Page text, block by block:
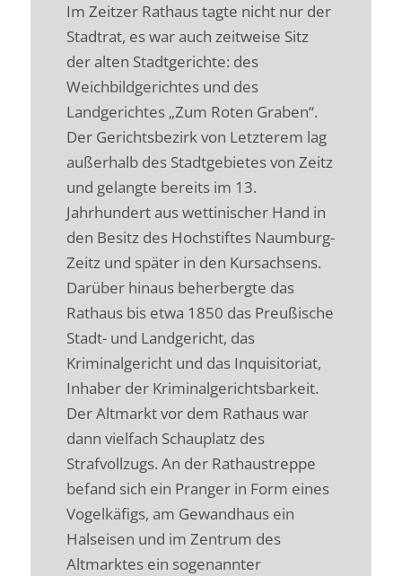
Im Zeitzer Rathaus tagte nicht nur der
Stadtrat, es war auch zeitweise Sitz
der alten Stadtgerichte: des
Weichbildgerichtes und des
Landgerichtes „Zum Roten Graben“.
Der Gerichtsbezirk von Letzterem lag
außerhalb des Stadtgebietes von Zeitz
und gelangte bereits im 13.
Jahrhundert aus wettinischer Hand in
den Besitz des Hochstiftes Naumburg-
Zeitz und später in den Kursachsens.
Darüber hinaus beherbergte das
Rathaus bis etwa 1850 das Preußische
Stadt- und Landgericht, das
Kriminalgericht und das Inquisitoriat,
Inhaber der Kriminalgerichtsbarkeit.
Der Altmarkt vor dem Rathaus war
dann vielfach Schauplatz des
Strafvollzugs. An der Rathaustreppe
befand sich ein Pranger in Form eines
Vogelkäfigs, am Gewandhaus ein
Halseisen und im Zentrum des
Altmarktes ein sogenannter